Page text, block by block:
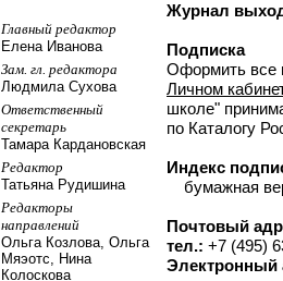
Главный редактор
Елена Иванова
Зам. гл. редактора
Людмила Сухова
Ответственный
секретарь
Тамара Кардановская
Редактор
Татьяна Рудишина
Редакторы
направлений
Ольга Козлова, Ольга
Мяэотс, Нина
Колоскова
Журнал
Подписка
Оформить все
Личном
школе"
по Каталогу
Индекс
бумажная
Почтовый
тел.: +7 (495)
Электронный